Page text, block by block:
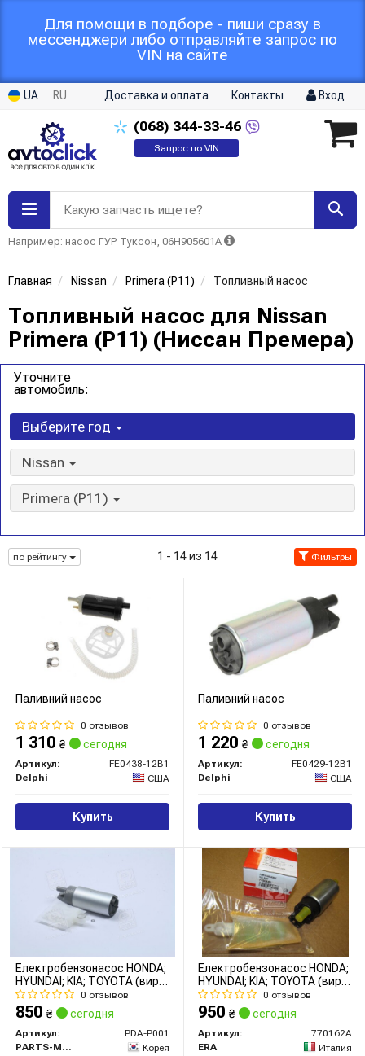
Для помощи в подборе - пиши сразу в
мессенджери либо отправляйте запрос по
VIN на сайте
UA RU Доставка и оплата Контакты Вход
(068) 344-33-46
Запрос по VIN
Какую запчасть ищете?
Например: насос ГУР Туксон, 06H905601A
Главная Nissan Primera (P11) Топливный насос
Топливный насос для Nissan
Primera (P11) (Ниссан Премера)
Уточните
автомобиль:
Выберите год
Nissan
Primera (P11)
по рейтингу 1 - 14 из 14 Фильтры
Паливний насос
0 отзывов
1 310 ₴ сегодня
Артикул:
FE0438-12B1
Delphi
США
Купить
Паливний насос
0 отзывов
1 220 ₴ сегодня
Артикул:
FE0429-12B1
Delphi
США
Купить
Електробензонасос HONDA;
HYUNDAI; KIA; TOYOTA (вир-
во PARTS-MALL)0 отзывов
850 ₴ сегодня
Артикул:
PDA-P001
PARTS-MALL
Корея
Електробензонасос HONDA;
HYUNDAI; KIA; TOYOTA (вир-
во ERA)
0 отзывов
950 ₴ сегодня
Артикул:
770162A
ERA
Италия